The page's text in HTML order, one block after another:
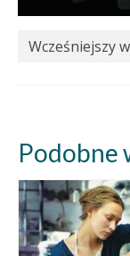
Wcześniejszy
Podobne